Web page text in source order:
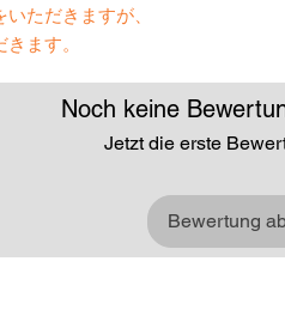
ただきますが、
ます。
Noch keine
Jetzt die erste
Bewertung